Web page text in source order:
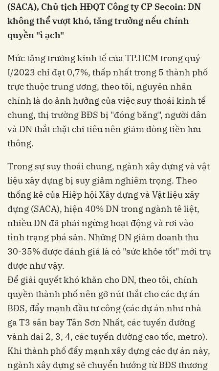
(SACA), Chủ tịch HĐQT Công ty CP Secoin: DN
không thể vượt khó, tăng trưởng nếu chính
quyền "ì ạch"
Mức tăng trưởng kinh tế của TP.HCM trong quý
I/2023 chỉ đạt 0,7%, thấp nhất trong 5 thành phố
trực thuộc trung ương, theo tôi, nguyên nhân
chính là do ảnh hưởng của việc suy thoái kinh tế
chung, thị trường BĐS bị "đóng băng", người dân
và DN thắt chặt chi tiêu nên giảm dòng tiền lưu
thông.
Trong sự suy thoái chung, ngành xây dựng và vật
liệu xây dựng bị suy giảm nghiêm trọng. Theo
thống kê của Hiệp hội Xây dựng và Vật liệu xây
dựng (SACA), hiện 40% DN trong ngành tê liệt,
nhiều DN đã phải ngừng hoạt động và rơi vào
tình trạng phá sản. Những DN giảm doanh thu
30-35% được đánh giá là có "sức khỏe tốt" mới trụ
được như vậy.
Để giải quyết khó khăn cho DN, theo tôi, chính
quyền thành phố nên gỡ nút thắt cho các dự án
BĐS, đẩy mạnh đầu tư công (các dự án như nhà
ga T3 sân bay Tân Sơn Nhất, các tuyến đường
vành đai 2, 3, 4, các tuyến đường cao tốc, metro).
Khi thành phố đẩy mạnh xây dựng các dự án này,
ngành xây dựng sẽ chuyển hướng từ BĐS thương